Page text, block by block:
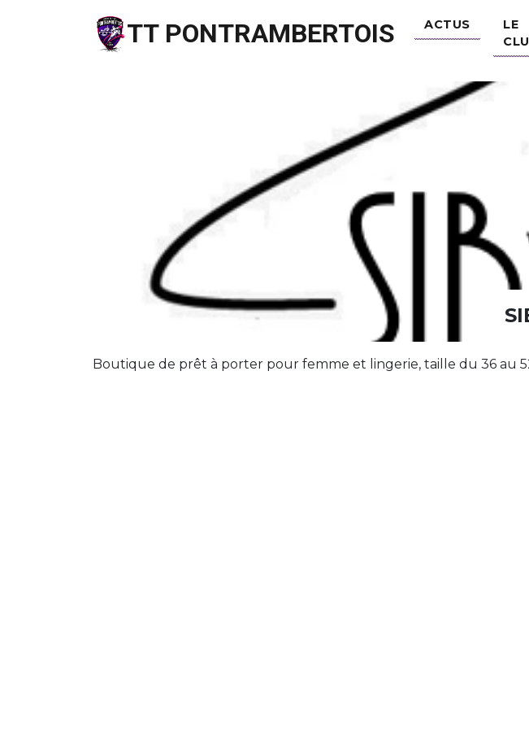
TT PONTRAMBERTOIS ACTUS
LE
Boutique de prêt à porter pour femme et lingerie, taille du 36 au